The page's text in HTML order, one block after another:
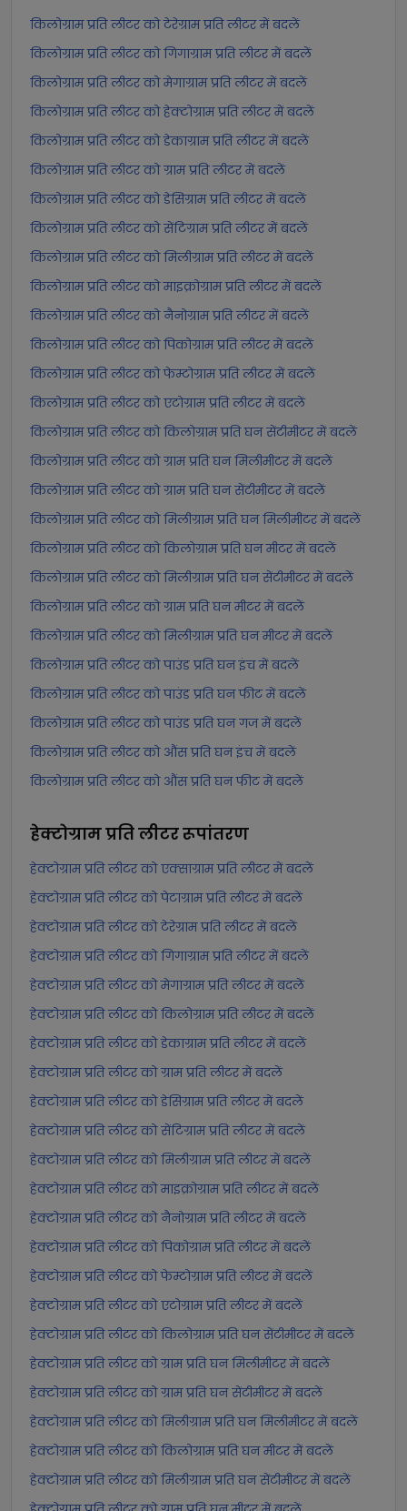
किलोग्राम प्रति लीटर को टेरेग्राम प्रति लीटर में बदलें
किलोग्राम प्रति लीटर को गिगाग्राम प्रति लीटर में बदलें
किलोग्राम प्रति लीटर को मेगाग्राम प्रति लीटर में बदलें
किलोग्राम प्रति लीटर को हेक्टोग्राम प्रति लीटर में बदलें
किलोग्राम प्रति लीटर को डेकाग्राम प्रति लीटर में बदलें
किलोग्राम प्रति लीटर को ग्राम प्रति लीटर में बदलें
किलोग्राम प्रति लीटर को डेसिग्राम प्रति लीटर में बदलें
किलोग्राम प्रति लीटर को सेंटिग्राम प्रति लीटर में बदलें
किलोग्राम प्रति लीटर को मिलीग्राम प्रति लीटर में बदलें
किलोग्राम प्रति लीटर को माइक्रोग्राम प्रति लीटर में बदलें
किलोग्राम प्रति लीटर को नैनोग्राम प्रति लीटर में बदलें
किलोग्राम प्रति लीटर को पिकोग्राम प्रति लीटर में बदलें
किलोग्राम प्रति लीटर को फेम्टोग्राम प्रति लीटर में बदलें
किलोग्राम प्रति लीटर को एटोग्राम प्रति लीटर में बदलें
किलोग्राम प्रति लीटर को किलोग्राम प्रति घन सेंटीमीटर में बदलें
किलोग्राम प्रति लीटर को ग्राम प्रति घन मिलीमीटर में बदलें
किलोग्राम प्रति लीटर को ग्राम प्रति घन सेंटीमीटर में बदलें
किलोग्राम प्रति लीटर को मिलीग्राम प्रति घन मिलीमीटर में बदलें
किलोग्राम प्रति लीटर को किलोग्राम प्रति घन मीटर में बदलें
किलोग्राम प्रति लीटर को मिलीग्राम प्रति घन सेंटीमीटर में बदलें
किलोग्राम प्रति लीटर को ग्राम प्रति घन मीटर में बदलें
किलोग्राम प्रति लीटर को मिलीग्राम प्रति घन मीटर में बदलें
किलोग्राम प्रति लीटर को पाउंड प्रति घन इंच में बदलें
किलोग्राम प्रति लीटर को पाउंड प्रति घन फीट में बदलें
किलोग्राम प्रति लीटर को पाउंड प्रति घन गज में बदलें
किलोग्राम प्रति लीटर को औंस प्रति घन इंच में बदलें
किलोग्राम प्रति लीटर को औंस प्रति घन फीट में बदलें
हेक्टोग्राम प्रति लीटररूपांतरण
हेक्टोग्राम प्रति लीटर को एक्साग्राम प्रति लीटर में बदलें
हेक्टोग्राम प्रति लीटर को पेटाग्राम प्रति लीटर में बदलें
हेक्टोग्राम प्रति लीटर को टेरेग्राम प्रति लीटर में बदलें
हेक्टोग्राम प्रति लीटर को गिगाग्राम प्रति लीटर में बदलें
हेक्टोग्राम प्रति लीटर को मेगाग्राम प्रति लीटर में बदलें
हेक्टोग्राम प्रति लीटर को किलोग्राम प्रति लीटर में बदलें
हेक्टोग्राम प्रति लीटर को डेकाग्राम प्रति लीटर में बदलें
हेक्टोग्राम प्रति लीटर को ग्राम प्रति लीटर में बदलें
हेक्टोग्राम प्रति लीटर को डेसिग्राम प्रति लीटर में बदलें
हेक्टोग्राम प्रति लीटर को सेंटिग्राम प्रति लीटर में बदलें
हेक्टोग्राम प्रति लीटर को मिलीग्राम प्रति लीटर में बदलें
हेक्टोग्राम प्रति लीटर को माइक्रोग्राम प्रति लीटर में बदलें
हेक्टोग्राम प्रति लीटर को नैनोग्राम प्रति लीटर में बदलें
हेक्टोग्राम प्रति लीटर को पिकोग्राम प्रति लीटर में बदलें
हेक्टोग्राम प्रति लीटर को फेम्टोग्राम प्रति लीटर में बदलें
हेक्टोग्राम प्रति लीटर को एटोग्राम प्रति लीटर में बदलें
हेक्टोग्राम प्रति लीटर को किलोग्राम प्रति घन सेंटीमीटर में बदलें
हेक्टोग्राम प्रति लीटर को ग्राम प्रति घन मिलीमीटर में बदलें
हेक्टोग्राम प्रति लीटर को ग्राम प्रति घन सेंटीमीटर में बदलें
हेक्टोग्राम प्रति लीटर को मिलीग्राम प्रति घन मिलीमीटर में बदलें
हेक्टोग्राम प्रति लीटर को किलोग्राम प्रति घन मीटर में बदलें
हेक्टोग्राम प्रति लीटर को मिलीग्राम प्रति घन सेंटीमीटर में बदलें